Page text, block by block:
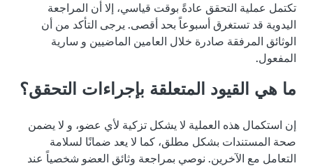
تكتمل عملية التحقق عادةً بوقت قياسي، إلا أن المراجعة
اليدوية قد تستغرق أسبوعاً بحد أقصى. يرجى التأكد من أن
الوثائق المرفقة صادرة خلال العامين الماضيين و سارية
المفعول.
ما هي القيود المتعلقة بإجراءات التحقق؟
إن استكمال هذه العملية لا يشكل تزكية لأي عضو، و لا يضمن
صحة المستندات بشكل مطلق، كما لا يعد ضمانًا لسلامة
التعامل مع الآخرين. نوصي بمراجعة وثائق العضو شخصياً عند